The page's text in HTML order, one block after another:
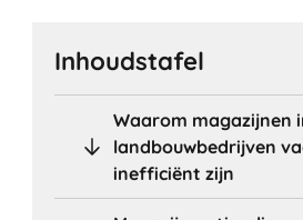
Inhoudstafel
Waarom magazijnen
landbouwbedrijven
inefficiënt zijn